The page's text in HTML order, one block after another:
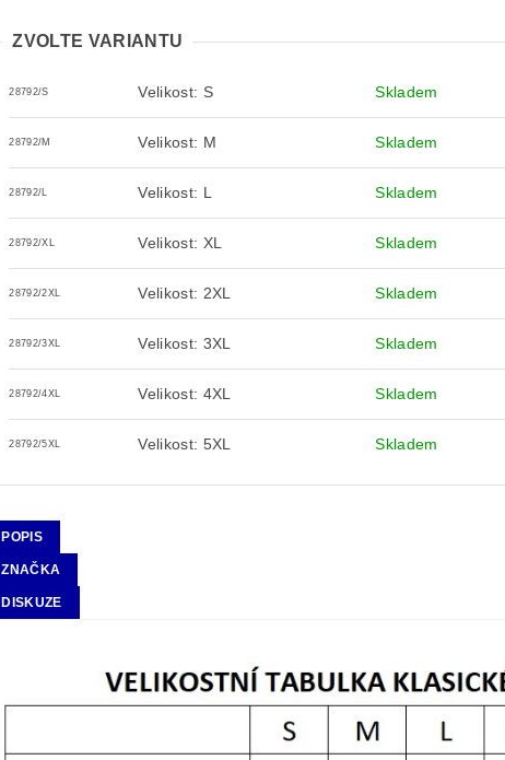
ZVOLTE VARIANTU
28792/S Velikost: S Skladem
28792/M Velikost: M Skladem
28792/L Velikost: L Skladem
28792/XL Velikost: XL Skladem
28792/2XL Velikost: 2XL Skladem
28792/3XL Velikost: 3XL Skladem
28792/4XL Velikost: 4XL Skladem
28792/5XL Velikost: 5XL Skladem
POPIS
ZNAČKA
DISKUZE